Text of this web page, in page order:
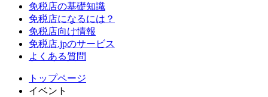
免税店の基礎知識
免税店になるには？
免税店向け情報
免税店.jpのサービス
よくある質問
トップページ
イベント